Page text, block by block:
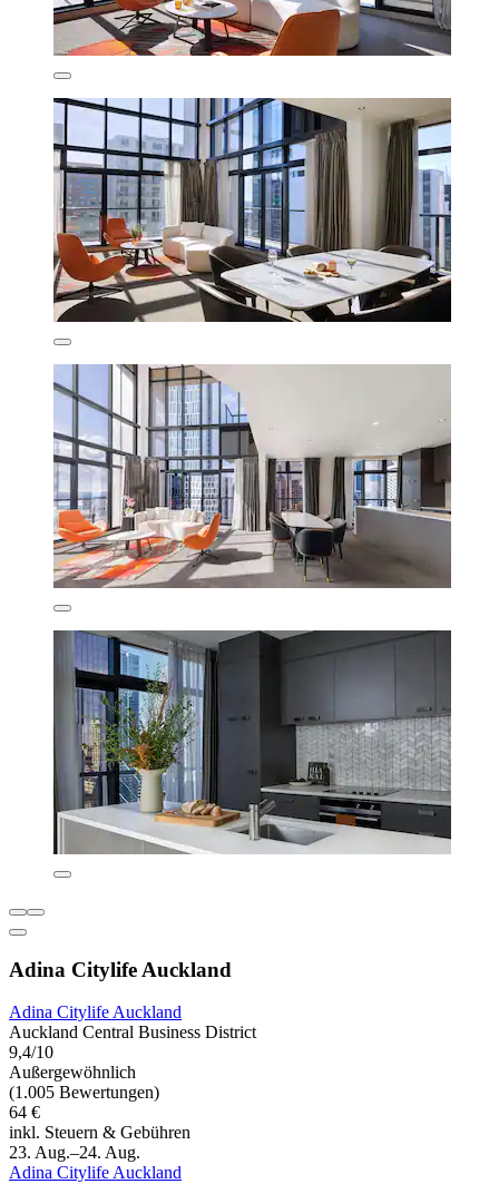
Adina Citylife Auckland
Adina Citylife Auckland
Auckland Central Business District
9,4/10
Außergewöhnlich
(1.005 Bewertungen)
64 €
inkl. Steuern & Gebühren
23. Aug.–24. Aug.
Adina Citylife Auckland